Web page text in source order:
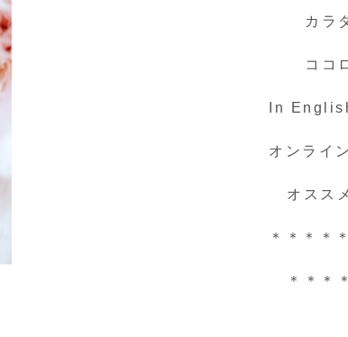
カラ
ココ
In
オンライ
オスス
＊＊＊＊＊
＊＊＊